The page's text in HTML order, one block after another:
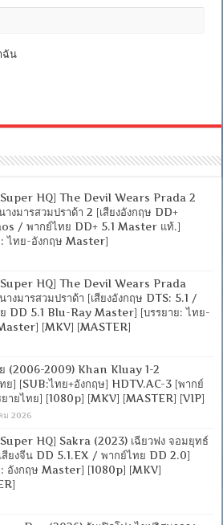
ฉัน
HQ] The Devil Wears Prada 2
างมารสวมปราด้า 2 [เสียงอังกฤษ DD+
/ พากย์ไทย DD+ 5.1 Master แท้.]
: ไทย-อังกฤษ Master]
HQ] The Devil Wears Prada
างมารสวมปราด้า [เสียงอังกฤษ DTS: 5.1 /
DD 5.1 Blu-Ray Master] [บรรยาย: ไทย-
[MKV] [MASTER]
(2006-2009) Khan Kluay 1-2
ย] [SUB:ไทย+อังกฤษ] HDTV.AC-3 [พากย์
ายไทย] [1080p] [MKV] [MASTER] [VIP]
ม 2026
HQ] Sakra (2023) เฉียวฟง จอมยุทธ์
สียงจีน DD 5.1.EX / พากย์ไทย DD 2.0]
: อังกฤษ Master] [1080p] [MKV]